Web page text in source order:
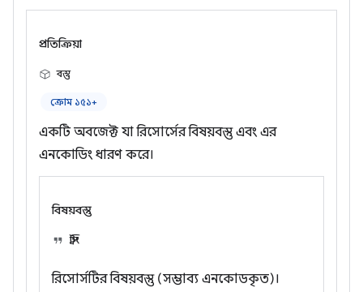
প্রতিক্রিয়া
বস্তু
ক্রোম ১৫১+
একটি অবজেক্ট যা রিসোর্সের বিষয়বস্তু এবং এর
এনকোডিং ধারণ করে।
বিষয়বস্তু
স্ট্রিং
রিসোর্সটির বিষয়বস্তু (সম্ভাব্য এনকোডকৃত)।